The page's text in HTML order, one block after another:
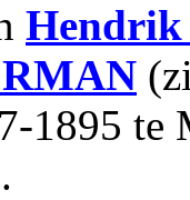
Hendrik
1895 te